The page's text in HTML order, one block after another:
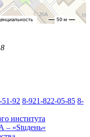
92 8-921-822-05-85 8-
института
– «Stuдень»